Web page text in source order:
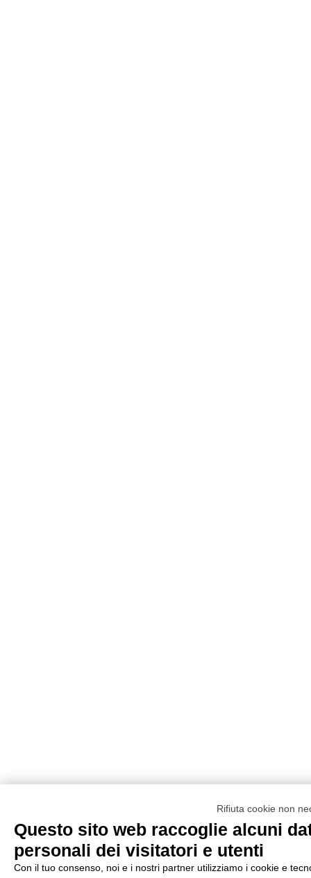
Rifiuta cookie non
Questo sito web raccoglie alcuni
personali dei visitatori e utenti
Con il tuo consenso, noi e i nostri partner utilizziamo i cookie e